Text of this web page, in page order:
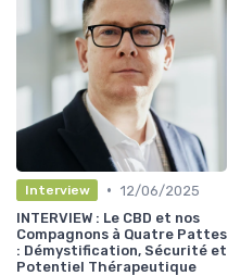
Interview • 12/06/2025
INTERVIEW : Le CBD et nos
Compagnons à Quatre Pattes
: Démystification, Sécurité et
Potentiel Thérapeutique